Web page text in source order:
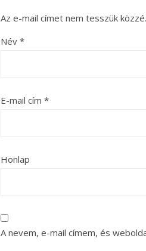
Az e-mail címet nem tesszük közzé.
Név *
E-mail cím *
Honlap
A nevem, e-mail címem, és